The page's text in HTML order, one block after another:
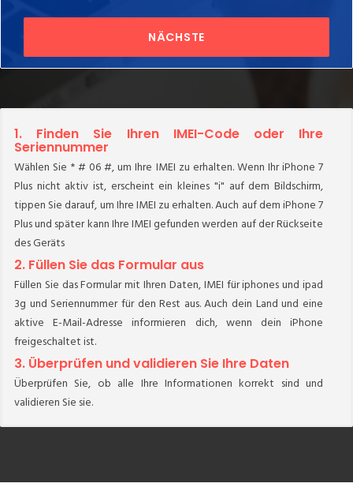
NÄCHSTE
1. Finden Sie Ihren IMEI-Code oder Ihre
Seriennummer
Wählen Sie * # 06 #, um Ihre IMEI zu erhalten. Wenn Ihr iPhone 7
Plus nicht aktiv ist, erscheint ein kleines "i" auf dem Bildschirm,
tippen Sie darauf, um Ihre IMEI zu erhalten. Auch auf dem iPhone 7
Plus und später kann Ihre IMEI gefunden werden auf der Rückseite
des Geräts
2. Füllen Sie das Formular aus
Füllen Sie das Formular mit Ihren Daten, IMEI für iphones und ipad
3g und Seriennummer für den Rest aus. Auch dein Land und eine
aktive E-Mail-Adresse informieren dich, wenn dein iPhone
freigeschaltet ist.
3. Überprüfen und validieren Sie Ihre Daten
Überprüfen Sie, ob alle Ihre Informationen korrekt sind und
validieren Sie sie.